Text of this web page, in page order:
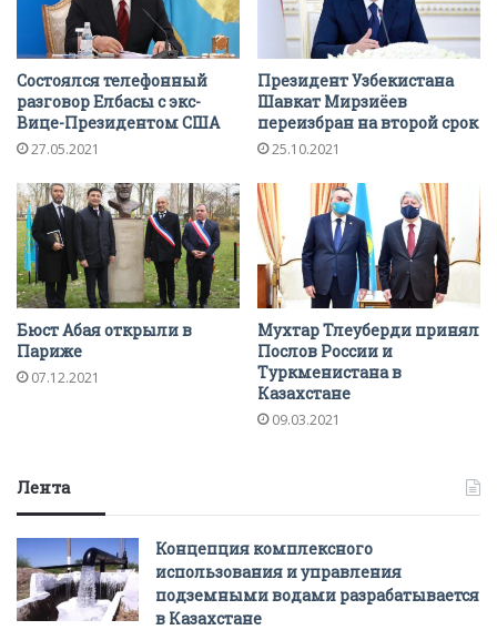
Состоялся телефонный
разговор Елбасы с экс-
Вице-Президентом США
27.05.2021
Президент Узбекистана
Шавкат Мирзиёев
переизбран на второй срок
25.10.2021
Бюст Абая открыли в
Париже
07.12.2021
Мухтар Тлеуберди принял
Послов России и
Туркменистана в
Казахстане
09.03.2021
Лента
Концепция комплексного
использования и управления
подземными водами разрабатывается
в Казахстане